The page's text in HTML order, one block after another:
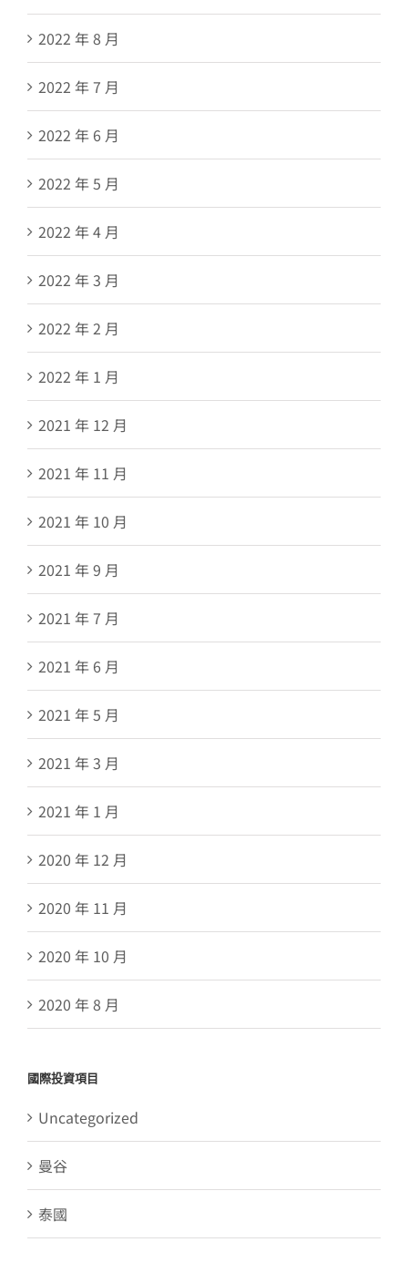
2022 年 8 月
2022 年 7 月
2022 年 6 月
2022 年 5 月
2022 年 4 月
2022 年 3 月
2022 年 2 月
2022 年 1 月
2021 年 12 月
2021 年 11 月
2021 年 10 月
2021 年 9 月
2021 年 7 月
2021 年 6 月
2021 年 5 月
2021 年 3 月
2021 年 1 月
2020 年 12 月
2020 年 11 月
2020 年 10 月
2020 年 8 月
國際投資項目
Uncategorized
曼谷
泰國